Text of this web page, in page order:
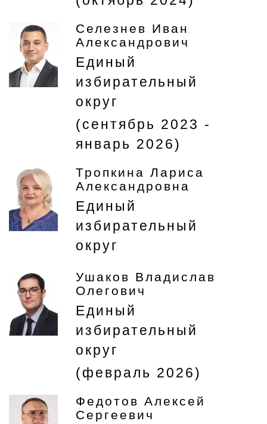
Селезнев Иван
Александрович
Единый
избирательный
округ
(сентябрь 2023 -
январь 2026)
Тропкина Лариса
Александровна
Единый
избирательный
округ
Ушаков Владислав
Олегович
Единый
избирательный
округ
(февраль 2026)
Федотов Алексей
Сергеевич